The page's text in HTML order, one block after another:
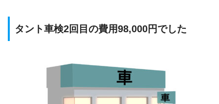
タント車検2回目の費用98,000円でした